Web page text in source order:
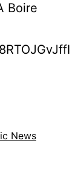
Boire
News